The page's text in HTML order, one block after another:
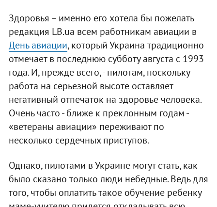
Здоровья – именно его хотела бы пожелать
редакция LB.ua всем работникам авиации в
День авиации, который Украина традиционно
отмечает в последнюю субботу августа с 1993
года. И, прежде всего, - пилотам, поскольку
работа на серьезной высоте оставляет
негативный отпечаток на здоровье человека.
Очень часто - ближе к преклонным годам -
«ветераны авиации» переживают по
несколько сердечных приступов.
Однако, пилотами в Украине могут стать, как
было сказано только люди небедные. Ведь для
того, чтобы оплатить такое обучение ребенку